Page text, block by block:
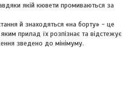
якій кювети промиваються за
й знаходяться «на борту» - це
прилад їх розпізнає та відстежує
зведено до мінімуму.